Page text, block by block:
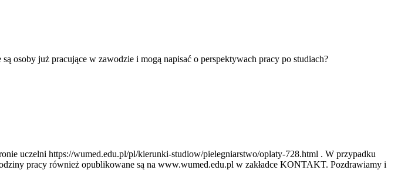
osoby już pracujące w zawodzie i mogą napisać o perspektywach pracy po studiach?
uczelni https://wumed.edu.pl/pl/kierunki-studiow/pielegniarstwo/oplaty-728.html . W przypadku
pracy również opublikowane są na www.wumed.edu.pl w zakładce KONTAKT. Pozdrawiamy i